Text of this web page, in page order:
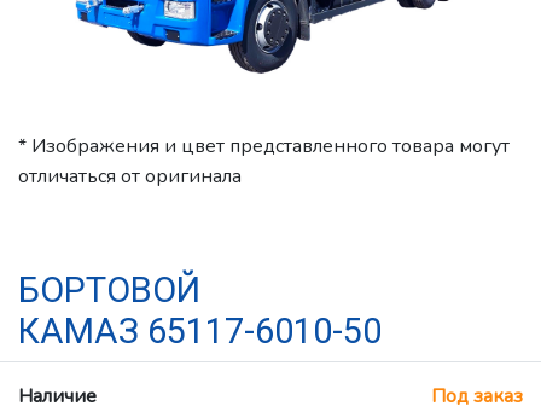
* Изображения и цвет представленного товара могут
отличаться от оригинала
БОРТОВОЙ
КАМАЗ 65117-6010-50
Наличие Под заказ